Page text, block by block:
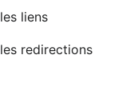
liens
redirections